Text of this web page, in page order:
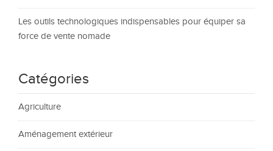
Les outils technologiques indispensables pour équiper sa
force de vente nomade
Catégories
Agriculture
Aménagement extérieur